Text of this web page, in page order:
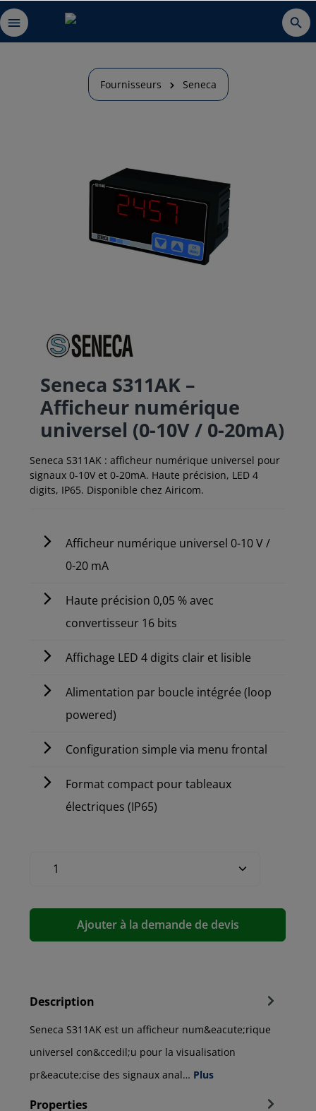
Fournisseurs Seneca
Seneca S311AK –
Afficheur numérique
universel (0-10V / 0-20mA)
Seneca S311AK : afficheur numérique universel pour
signaux 0-10V et 0-20mA. Haute précision, LED 4
digits, IP65. Disponible chez Airicom.
Afficheur numérique universel 0-10 V /
0-20 mA
Haute précision 0,05 % avec
convertisseur 16 bits
Affichage LED 4 digits clair et lisible
Alimentation par boucle intégrée (loop
powered)
Configuration simple via menu frontal
Format compact pour tableaux
électriques (IP65)
Ajouter à la demande de devis
Description
Seneca S311AK est un afficheur num&eacute;rique
universel con&ccedil;u pour la visualisation
pr&eacute;cise des signaux anal… Plus
Properties